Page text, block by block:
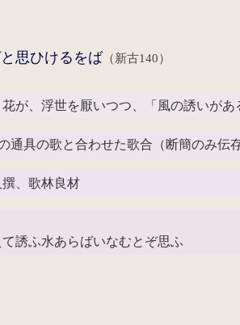
思ひけるをば （新古140）
が、浮世を厭いつつ、「風の誘いが
通具の歌と合わせた歌合（断簡のみ伝
撰、歌林良材
誘ふ水あらばいなむとぞ思ふ